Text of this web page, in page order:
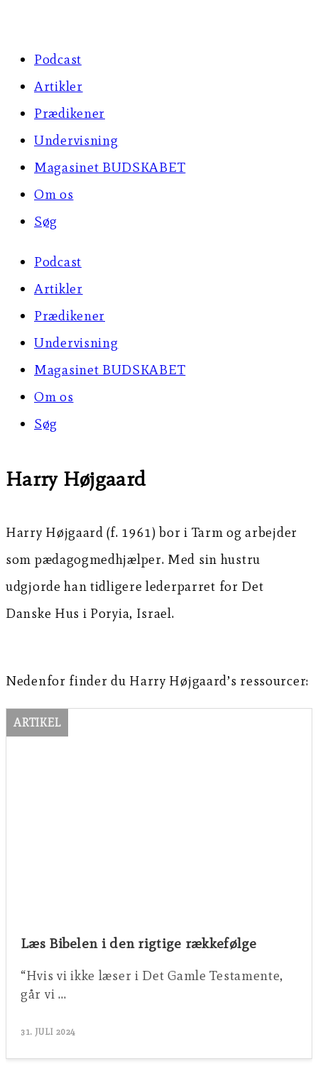
Podcast
Artikler
Prædikener
Undervisning
Magasinet BUDSKABET
Om os
Søg
Podcast
Artikler
Prædikener
Undervisning
Magasinet BUDSKABET
Om os
Søg
Harry Højgaard
Harry Højgaard (f. 1961) bor i Tarm og arbejder
som pædagogmedhjælper. Med sin hustru
udgjorde han tidligere lederparret for Det
Danske Hus i Poryia, Israel.
Nedenfor finder du Harry Højgaard’s ressourcer:
ARTIKEL
Læs Bibelen i den rigtige rækkefølge
“Hvis vi ikke læser i Det Gamle Testamente,
går vi …
31. JULI 2024